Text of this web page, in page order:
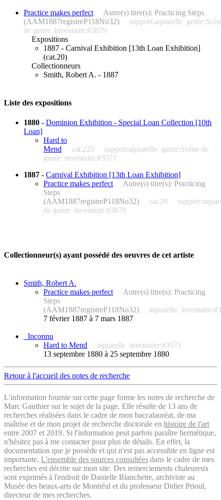
Practice makes perfect
Autre(s) titre(s): Practicing Steps
(AAM1887registreP118No32)
support:aquarelle
de genre inventaire:#3879
Expositions
1887 - Carnival Exhibition [13th Loan Exhibition]
(cat.20)
Collectionneurs
Smith, Robert A. - 1887
Liste des expositions
1880 - Dominion Exhibition - Special Loan Collection [10th
Loan]
Hard to
Mend
cat.225 support:aquarelle genre:Scène de
genre inventaire:#3571
1887 - Carnival Exhibition [13th Loan Exhibition]
Practice makes perfect
Autre(s) titre(s): Practicing
Steps
(AAM1887registreP118No32)
cat.20
de genre inventaire:#3879
Collectionneur(s) ayant possédé des oeuvres de cet artiste
Smith, Robert A.
Practice makes perfect
Autre(s) titre(s): Practicing
Steps
(AAM1887registreP118No32)
aquarelle
7 février 1887 à 7 mars 1887
_Inconnu
Hard to Mend
aquarelle inventaire:#3571
13 septembre 1880 à 25 septembre 1880
Retour à l'accueil des notes de recherche
L'information fournie sur cette page forme les notes de recherche de
Marc Gauthier sur le sujet de la page. Elle résulte de 13 ans de
recherches réalisées dans le cadre de mon baccalauréat, de ma
maîtrise et de mon projet de recherche doctorale en histoire de l'art
entre 2007 et 2019. Si l'information peut parfois paraître hermétique,
n'hésitez pas à me contacter pour plus de détails. En effet, la
documentation que je possède et qui n'est pas accessible en ligne est
importante. L'ensemble des sources consultées dans le cadre de mes
recherches est décrite sur mon site. Des remerciements chaleureux
sont exprimés à l'endroit de Danielle Blanchette, archiviste au
Musée des beaux-arts de Montréal et du professeur Didier Prioul,
directeur de mes recherches.